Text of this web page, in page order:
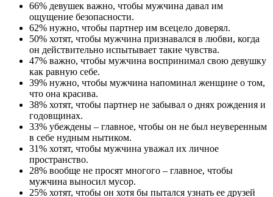
66% девушек важно, чтобы мужчина давал им
ощущение безопасности.
62% нужно, чтобы партнер им всецело доверял.
50% хотят, чтобы мужчина признавался в любви, когда
он действительно испытывает такие чувства.
47% важно, чтобы мужчина воспринимал свою девушку
как равную себе.
39% нужно, чтобы мужчина напоминал женщине о том,
что она красива.
38% хотят, чтобы партнер не забывал о днях рождения и
годовщинах.
33% убеждены – главное, чтобы он не был неуверенным
в себе нудным нытиком.
31% хотят, чтобы мужчина уважал их личное
пространство.
28% вообще не просят многого – главное, чтобы
мужчина выносил мусор.
25% хотят, чтобы он хотя бы пытался узнать ее друзей